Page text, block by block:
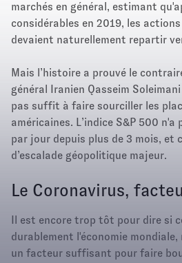
marchés en général, estimant
considérables en 2019, les
devaient naturellement repartir
Mais l’histoire a prouvé le
général Iranien Qasseim
pas suffit à faire sourciller les
américaines. L’indice S&P 500 n'a
par jour depuis plus de 3 mois, et
d’escalade géopolitique majeur.
Le Coronavirus,
Il est encore trop tôt pour dire si
durablement l'économie
un facteur suffisant pour faire